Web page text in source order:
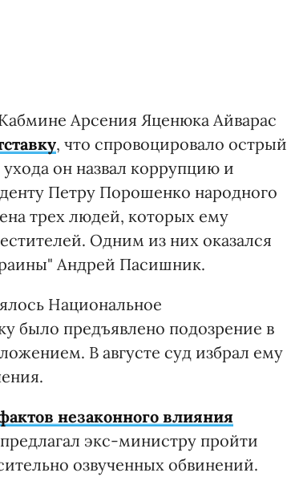
Арсения Яценюка Айварас
, что спровоцировало острый
он назвал коррупцию и
Петру Порошенко народного
трех людей, которых ему
Одним из них оказался
Андрей Пасишник.
Национальное
было предъявлено подозрение в
В августе суд избрал ему
незаконного влияния
экс-министру пройти
озвученных обвинений.